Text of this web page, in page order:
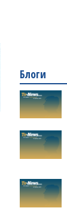
Блоги